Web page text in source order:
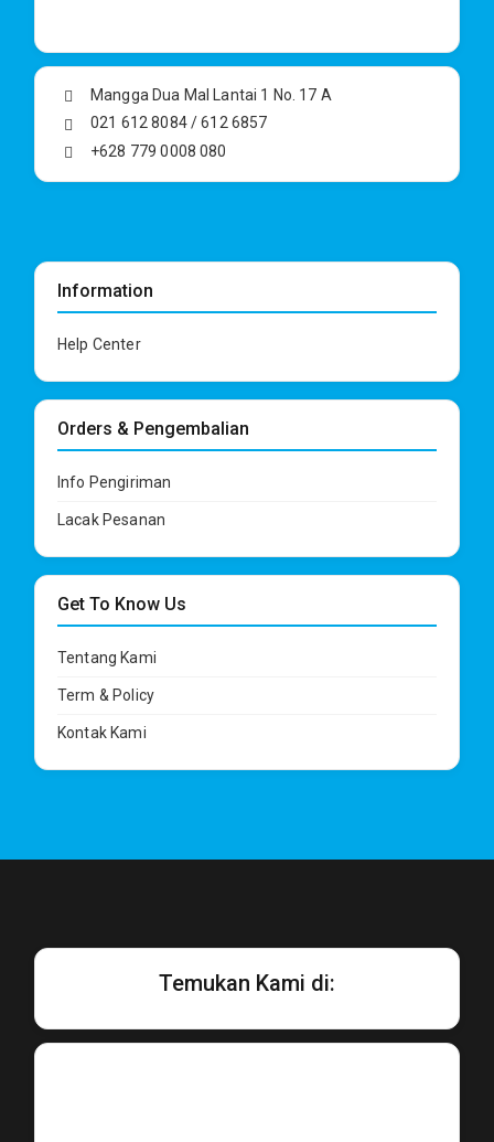
Mangga Dua Mal Lantai 1 No. 17 A
021 612 8084 / 612 6857
+628 779 0008 080
Information
Help Center
Orders & Pengembalian
Info Pengiriman
Lacak Pesanan
Get To Know Us
Tentang Kami
Term & Policy
Kontak Kami
Temukan Kami di: